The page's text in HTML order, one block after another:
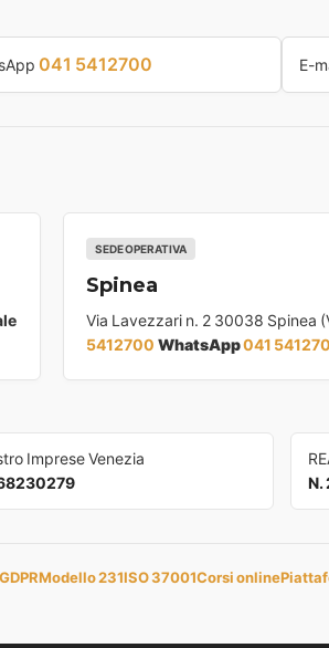
041 5412700 E-
SEDE OPERATIVA
Spinea
Via Lavezzari n. 2 30038 Spinea
5412700 WhatsApp041
Imprese Venezia
N.
Modello 231ISO 37001Corsi online